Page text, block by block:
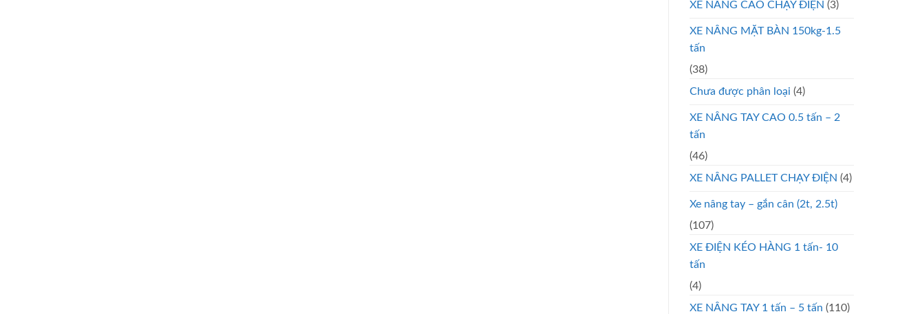
XE NÂNG CAO CHẠY ĐIỆN (3)
XE NÂNG MẶT BÀN 150kg-1.5
tấn
(38)
Chưa được phân loại (4)
XE NÂNG TAY CAO 0.5 tấn – 2
tấn
(46)
XE NÂNG PALLET CHẠY ĐIỆN (4)
Xe nâng tay – gắn cân (2t, 2.5t)
(107)
XE ĐIỆN KÉO HÀNG 1 tấn- 10
tấn
(4)
XE NÂNG TAY 1 tấn – 5 tấn (110)